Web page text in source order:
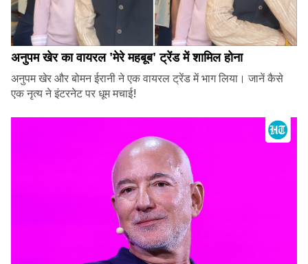
अनुपम खेर का वायरल 'मेरे महबूब' ट्रेंड में शामिल होना
अनुपम खेर और बोमन ईरानी ने एक वायरल ट्रेंड में भाग लिया। जानें कैसे
एक नृत्य ने इंटरनेट पर धूम मचाई!